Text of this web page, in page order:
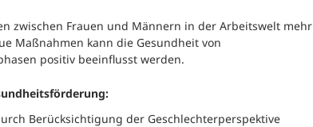
zwischen Frauen und Männern in der Arbeitswelt mehr
Maßnahmen kann die Gesundheit von
positiv beeinflusst werden.
Berücksichtigung der Geschlechterperspektive